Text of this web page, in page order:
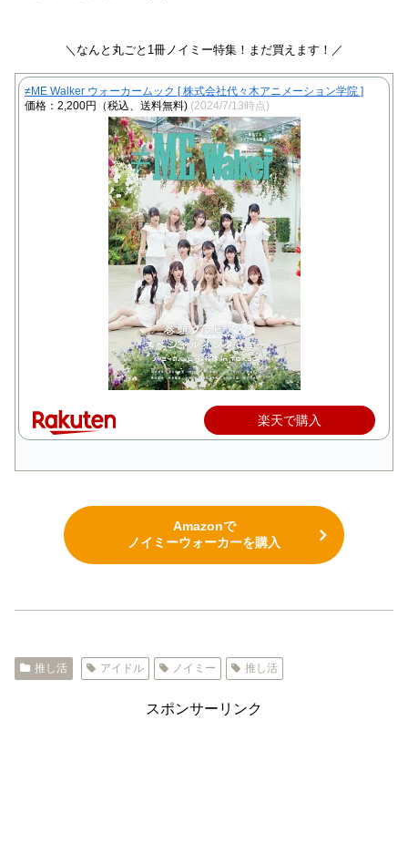
＼なんと丸ごと1冊ノイミー特集！まだ買えます！／
≠ME Walker ウォーカームック [ 株式会社代々木アニメーション学院 ]
価格：2,200円（税込、送料無料) (2024/7/13時点)
楽天で購入
Amazonで
ノイミーウォーカーを購入
推し活 アイドル ノイミー 推し活
スポンサーリンク